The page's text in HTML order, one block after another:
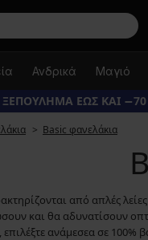
Ανδρικά Μαγιό
ΕΩΣ ΚΑΙ −70
Basic φανελάκια
από απλές
και θα αδυνατίσουν
ανάμεσεα σε 100%